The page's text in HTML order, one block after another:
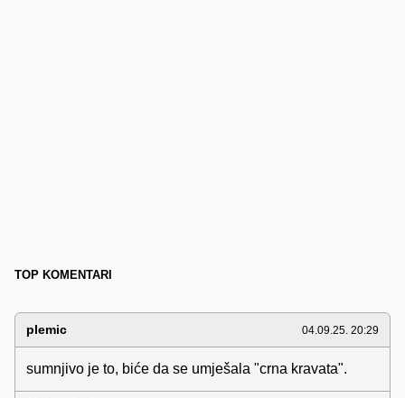
TOP KOMENTARI
plemic 04.09.25. 20:29
sumnjivo je to, biće da se umješala "crna kravata".